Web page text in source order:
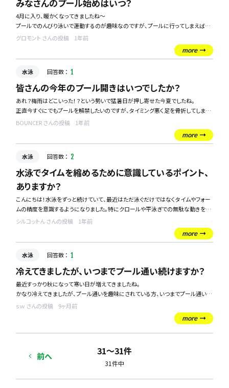
みなさんのプール始めはいつ？
4月に入り、暖かくなってきましたね～
プールでのんびり泳いで運動するのが趣味なのですが、プールに行ってしまえば楽
しいのですが寒い時期は家から出るのが億劫で、なかなか行けていませんでした。
そろそろ暖かくなってきたので行こうかなーと思いつつ、皆さんはどんなタイミング
グロモント さんの投稿
1年前
more
水泳 回答数 ： 1
皆さんの今年のプール開きはいつでしたか？
あれ？梅雨はどこいった！？という勢いで猛暑日が押し寄せた今夏でしたね。
正直今すぐにでもプールを解禁したいのですが、タイミング悪く足を骨折してしまっ
たので、こんなに暑いのにまだプール開きできていないおじさんです。
例年なら少しでも夏を感じたら速攻でプールに行ってるのに・・・！！！
皆さんは今年はいつプール解禁しましたか？
やはり例年より早かった人が多いのでしょうか？
気になったので質問しました！
BOUNCER さんの投稿
1年前
more
水泳 回答数 ： 2
水泳でタイムを縮めるために意識しているポイント、
ありますか？
こんにちは！水泳をずっと続けていて、最近はただ泳ぐだけではなくタイムやフォー
ムの精度を意識するようになりました。特にクロールや平泳ぎでの無駄な動きを減
らし、効率よく泳げるようになりたいのですが、いざ意識し始めるといろんな課題が
ークの回転数やキックの強さ、呼吸のリズムなど細かいポイントがたくさんあると
思いますが、特に効果的だと感じたものがあれば知りたいです。
シルコットん さんの投稿
1年前
more
水泳 回答数 ： 1
冷えてきましたが、いつまでプール通い続けますか？
最近すっかり秋になって寒い日が増えてきましたね。
かなり冷えてきましたが、プール通いを趣味にされている方、いつまでプール通い続
けますか？
僕はまだもうちょっと通い続けたくて、11月中ぐらいは耐えられんじゃないかなと考
ｓｗ さんの投稿
9ヶ月前
more
31〜31件
31件中
前へ